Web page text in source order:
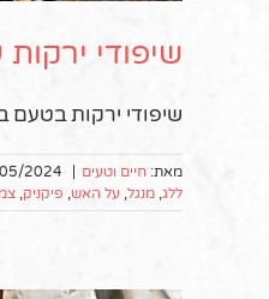
שיפודי
שיפודי ירקות בטעם
מאת: חיים וטעים 2024
ללג, מנגל, על האש, פיקניק,